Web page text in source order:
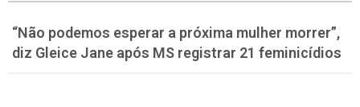
“Não podemos esperar a próxima mulher morrer”,
diz Gleice Jane após MS registrar 21 feminicídios